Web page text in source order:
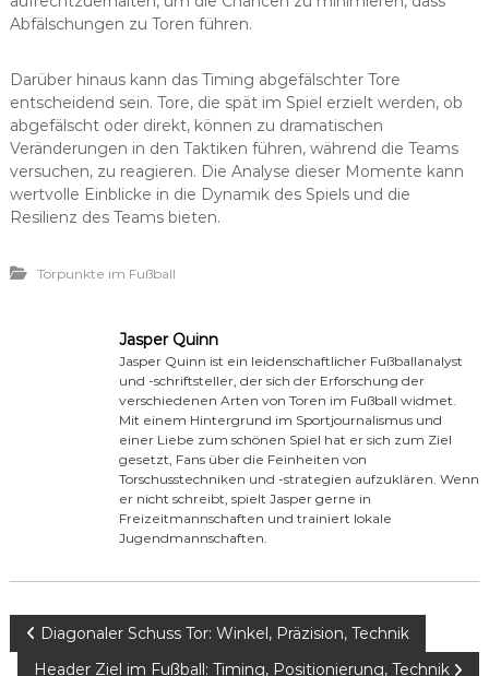
Abfälschungen zu Toren führen.
Darüber hinaus kann das Timing abgefälschter Tore
entscheidend sein. Tore, die spät im Spiel erzielt werden, ob
abgefälscht oder direkt, können zu dramatischen
Veränderungen in den Taktiken führen, während die Teams
versuchen, zu reagieren. Die Analyse dieser Momente kann
wertvolle Einblicke in die Dynamik des Spiels und die
Resilienz des Teams bieten.
Torpunkte im Fußball
Jasper Quinn
Jasper Quinn ist ein leidenschaftlicher Fußballanalyst
und -schriftsteller, der sich der Erforschung der
verschiedenen Arten von Toren im Fußball widmet.
Mit einem Hintergrund im Sportjournalismus und
einer Liebe zum schönen Spiel hat er sich zum Ziel
gesetzt, Fans über die Feinheiten von
Torschusstechniken und -strategien aufzuklären. Wenn
er nicht schreibt, spielt Jasper gerne in
Freizeitmannschaften und trainiert lokale
Jugendmannschaften.
P Diagonaler Schuss Tor: Winkel, Präzision, Technik
Header Ziel im Fußball: Timing, Positionierung, Technik